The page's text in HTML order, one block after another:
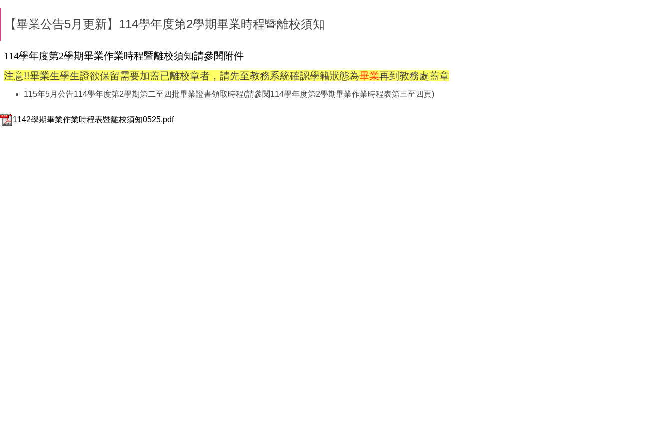
【畢業公告5月更新】114學年度第2學期畢業時程暨離校須知
114學年度第2學期畢業作業時程暨離校須知請參閱附件
注意!!畢業生學生證欲保留需要加蓋已離校章者，請先至教務系統確認學籍狀態為畢業再到教務處蓋章
115年5月公告114學年度第2學期第二至四批畢業證書領取時程(請參閱114學年度第2學期畢業作業時程表第三至四頁)
1142學期畢業作業時程表暨離校須知0525.pdf